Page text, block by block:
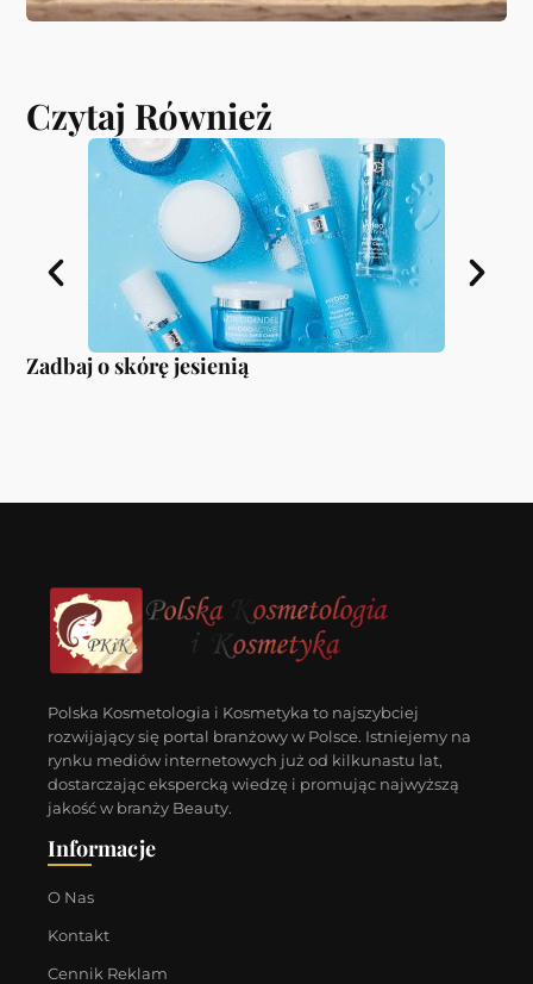
Czytaj Również
Zadbaj o skórę jesienią
Polska Kosmetologia i Kosmetyka to najszybciej
rozwijający się portal branżowy w Polsce. Istniejemy na
rynku mediów internetowych już od kilkunastu lat,
dostarczając ekspercką wiedzę i promując najwyższą
jakość w branży Beauty.
Informacje
O Nas
Kontakt
Cennik Reklam